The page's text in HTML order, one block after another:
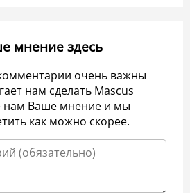
мнение здесь
очень важны
нам сделать Mascus
Ваше мнение и мы
как можно скорее.